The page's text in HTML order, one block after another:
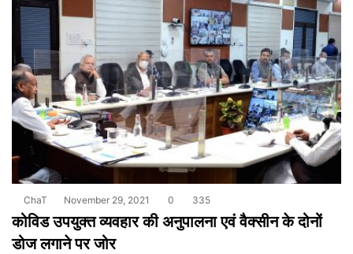
ChaT November 29, 2021 0 335
कोविड उपयुक्त व्यवहार की अनुपालना एवं वैक्सीन के दोनों
डोज लगाने पर जोर